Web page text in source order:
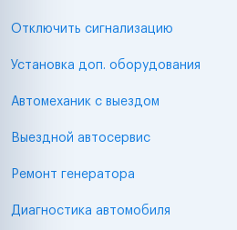
Отключить сигнализацию
Установка доп. оборудования
Автомеханик с выездом
Выездной автосервис
Ремонт генератора
Диагностика автомобиля